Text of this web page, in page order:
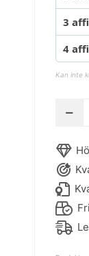
3
4
Kan inte